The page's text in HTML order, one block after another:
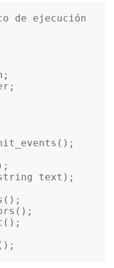
ejecución
() ;
;
text ) ;
() ;
() ;
() ;
;